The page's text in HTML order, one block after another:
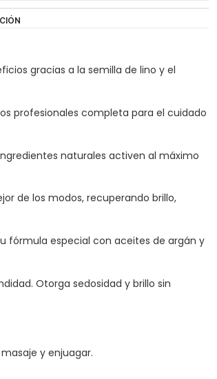
gracias a la semilla de lino y el
profesionales completa para el cuidado
naturales activen al máximo
de los modos, recuperando brillo,
fórmula especial con aceites de argán y
Otorga sedosidad y brillo sin
y enjuagar.